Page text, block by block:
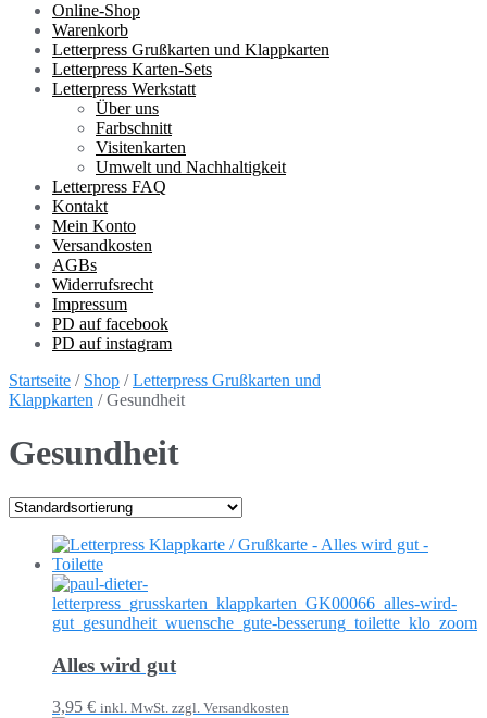
Online-Shop
Warenkorb
Letterpress Grußkarten und Klappkarten
Letterpress Karten-Sets
Letterpress Werkstatt
Über uns
Farbschnitt
Visitenkarten
Umwelt und Nachhaltigkeit
Letterpress FAQ
Kontakt
Mein Konto
Versandkosten
AGBs
Widerrufsrecht
Impressum
PD auf facebook
PD auf instagram
Startseite / Shop /Letterpress Grußkarten und
Klappkarten / Gesundheit
Gesundheit
Alles wird gut
3,95 € inkl. MwSt. zzgl. Versandkosten